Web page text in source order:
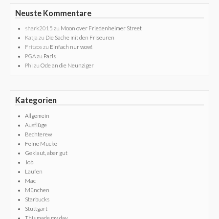
Neuste Kommentare
shark2015 zu Moon over Friedenheimer Street
Katja zu Die Sache mit den Friseuren
Fritzoszu Einfach nur wow!
PGAzu Paris
Phi zu Ode an die Neunziger
Kategorien
Allgemein
Ausflüge
Bechterew
Feine Mucke
Geklaut, aber gut
Job
Laufen
Mac
München
Starbucks
Stuttgart